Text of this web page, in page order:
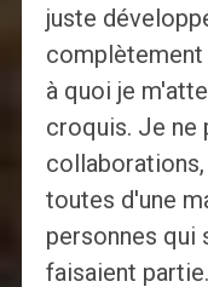
juste
complètement
à quoi je
croquis. Je ne
toutes d'une
personnes qui
faisaient